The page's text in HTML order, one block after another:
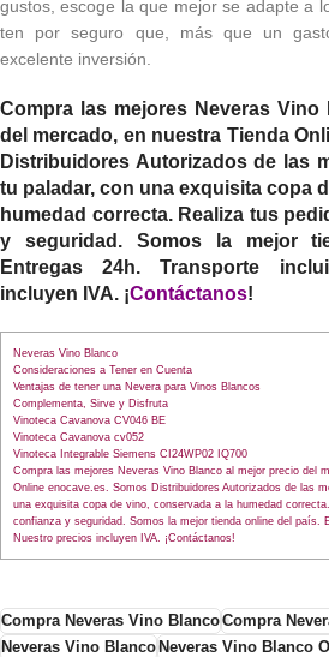
gustos, escoge la que mejor se adapte a
ten por seguro que, más que un
excelente inversión.
Compra las mejores Neveras Vino
del mercado, en nuestra Tienda
Distribuidores Autorizados de las
tu paladar, con una exquisita copa
humedad correcta. Realiza tus
y seguridad. Somos la mejor
Entregas 24h. Transporte
incluyen IVA. ¡Contáctanos!
Neveras Vino Blanco
Consideraciones a Tener en Cuenta
Ventajas de tener una Nevera para Vinos Blancos
Complementa, Sirve y Disfruta
Vinoteca Cavanova CV046 BE
Vinoteca Cavanova cv052
Vinoteca Integrable Siemens CI24WP02 IQ700
Compra las mejores Neveras Vino Blanco al mejor precio del
Online enocave.es. Somos Distribuidores Autorizados de las
una exquisita copa de vino, conservada a la humedad
confianza y seguridad. Somos la mejor tienda online del país.
Nuestro precios incluyen IVA. ¡Contáctanos!
Compra Neveras Vino BlancoCompra
Neveras Vino BlancoNeveras Vino Blanco